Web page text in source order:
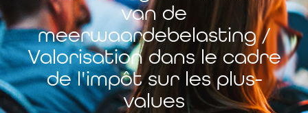
van de
meerwaardebelasting /
Valorisation dans le cadre
de l'impôt sur les plus-
values